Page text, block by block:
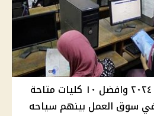
تنسيق المرحله الثالثه ٢٠٢٤ وافضل ١٠ كليات متاحة
سوق العمل بينهم سياحه